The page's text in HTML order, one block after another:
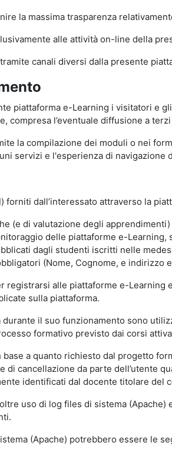
la massima trasparenza
alle attività on-line della
canali diversi dalla presente
piattaforma e-Learning i visitatori e
compresa l’eventuale diffusione a
la compilazione dei moduli o nei
servizi e l'esperienza di
forniti dall’interessato attraverso la
(e di valutazione degli
delle piattaforme e-
dagli studenti iscritti nelle
(Nome, Cognome, e
registrarsi alle piattaforme e-
sulla piattaforma.
il suo funzionamento sono
formativo previsto dai corsi
a quanto richiesto dal progetto
di cancellazione da parte dell’utente
identificati dal docente titolare del
uso di log files di sistema
(Apache) potrebbero essere le